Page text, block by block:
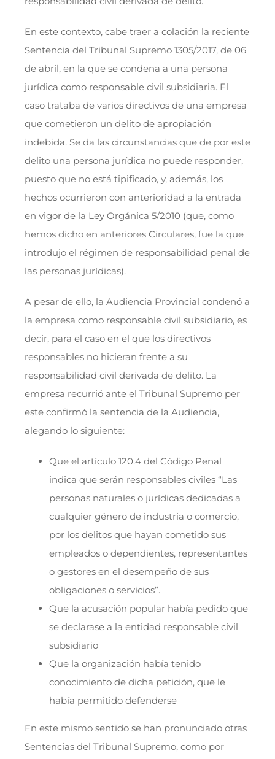
En este contexto, cabe traer a colación la reciente
Sentencia del Tribunal Supremo 1305/2017, de 06
de abril, en la que se condena a una persona
jurídica como responsable civil subsidiaria. El
caso trataba de varios directivos de una empresa
que cometieron un delito de apropiación
indebida. Se da las circunstancias que de por este
delito una persona jurídica no puede responder,
puesto que no está tipificado, y, además, los
hechos ocurrieron con anterioridad a la entrada
en vigor de la Ley Orgánica 5/2010 (que, como
hemos dicho en anteriores Circulares, fue la que
introdujo el régimen de responsabilidad penal de
las personas jurídicas).
A pesar de ello, la Audiencia Provincial condenó a
la empresa como responsable civil subsidiario, es
decir, para el caso en el que los directivos
responsables no hicieran frente a su
responsabilidad civil derivada de delito. La
empresa recurrió ante el Tribunal Supremo per
este confirmó la sentencia de la Audiencia,
alegando lo siguiente:
Que el artículo 120.4 del Código Penal
indica que serán responsables civiles “Las
personas naturales o jurídicas dedicadas a
cualquier género de industria o comercio,
por los delitos que hayan cometido sus
empleados o dependientes, representantes
o gestores en el desempeño de sus
obligaciones o servicios”.
Que la acusación popular había pedido que
se declarase a la entidad responsable civil
subsidiario
Que la organización había tenido
conocimiento de dicha petición, que le
había permitido defenderse
En este mismo sentido se han pronunciado otras
Sentencias del Tribunal Supremo, como por